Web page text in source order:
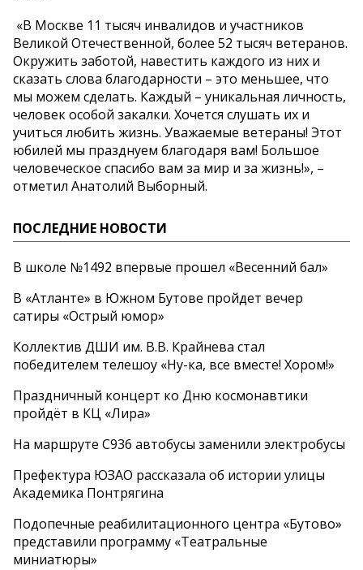
«В Москве 11 тысяч инвалидов и участников
Великой Отечественной, более 52 тысяч ветеранов.
Окружить заботой, навестить каждого из них и
сказать слова благодарности – это меньшее, что
мы можем сделать. Каждый – уникальная личность,
человек особой закалки. Хочется слушать их и
учиться любить жизнь. Уважаемые ветераны! Этот
юбилей мы празднуем благодаря вам! Большое
человеческое спасибо вам за мир и за жизнь!», –
отметил Анатолий Выборный.
ПОСЛЕДНИЕ НОВОСТИ
В школе №1492 впервые прошел «Весенний бал»
В «Атланте» в Южном Бутове пройдет вечер
сатиры «Острый юмор»
Коллектив ДШИ им. В.В. Крайнева стал
победителем телешоу «Ну-ка, все вместе! Хором!»
Праздничный концерт ко Дню космонавтики
пройдёт в КЦ «Лира»
На маршруте С936 автобусы заменили электробусы
Префектура ЮЗАО рассказала об истории улицы
Академика Понтрягина
Подопечные реабилитационного центра «Бутово»
представили программу «Театральные
миниатюры»